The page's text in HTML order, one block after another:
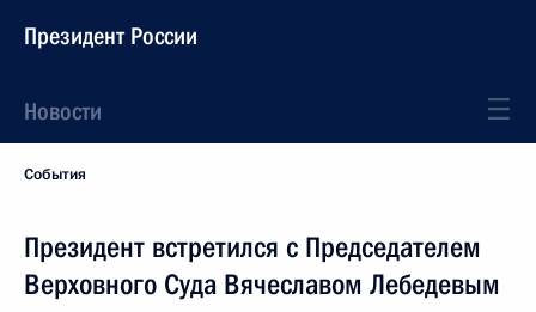
Президент России
Новости
События
Президент встретился с Председателем
Верховного Суда Вячеславом Лебедевым